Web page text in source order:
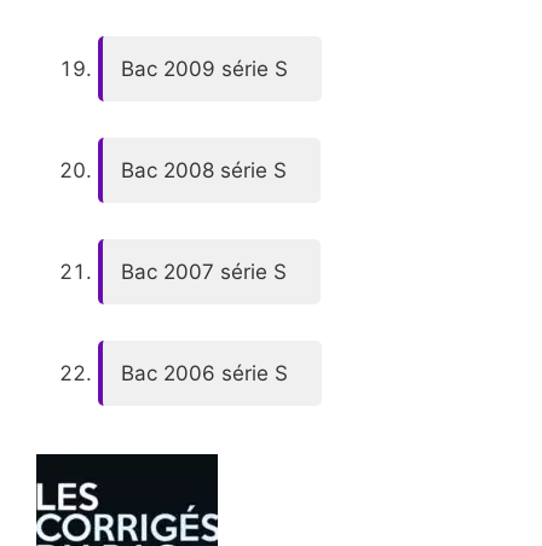
Bac 2009 série S
Bac 2008 série S
Bac 2007 série S
Bac 2006 série S